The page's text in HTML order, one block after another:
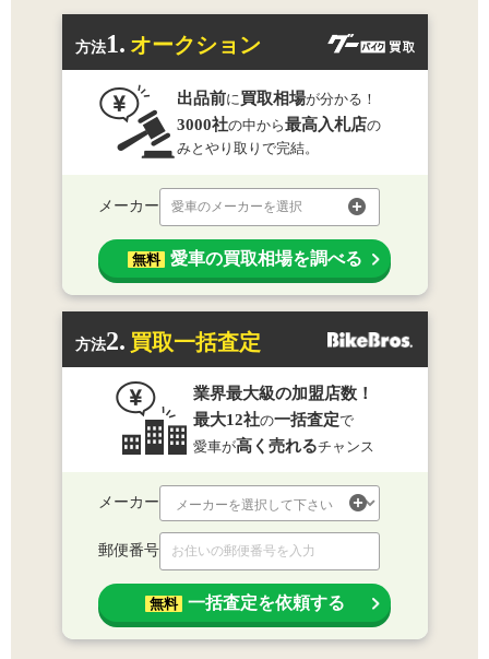
方法1. オークション
出品前に 買取相場が分かる！
3000社の中から最高入札店の
みとやり取りで完結。
メーカー 愛車のメーカーを選択
無料 愛車の買取相場を調べる
方法2. 買取一括査定
業界最大級の加盟店数！
最大12社の一括査定で
愛車が高く売れるチャンス
メーカー
郵便番号
無料 一括査定を依頼する